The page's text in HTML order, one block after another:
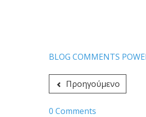
BLOG COMMENTS
Προηγούμενο
0 Comments